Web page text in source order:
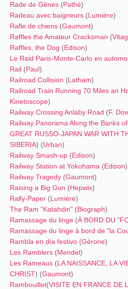
Rade de Gênes (Pathé)
Radeau avec baigneurs (Lumière)
Rafle de chiens (Gaumont)
Raffles the Amateur Cracksman (
Raffles, the Dog (Edison)
Le Raid Paris-Monte-Carlo en
Rail (Paul)
Railroad Collision (Latham)
Railroad Train Running 70 Miles an
Kinetoscope)
Railway Crossing Anlaby Road (F.
Railway Panorama Along the Banks
GREAT RUSSO-JAPAN WAR WITH
SIBERIA) (Urban)
Railway Smash-up (Edison)
Railway Station at Yokohama (Edison)
Railway Tragedy (Gaumont)
Raising a Big Gun (Hepwix)
Rally-Paper (Lumière)
The Ram "Katahdin" (Biograph)
Ramassage du linge (À BORD DU
Ramassage du linge à bord de "la
Rambla en día festivo (Gérone)
Les Ramblers (Mendel)
Les Rameaux (LA NAISSANCE, LA
CHRIST) (Gaumont)
Rambouillet(VISITE EN FRANCE DE